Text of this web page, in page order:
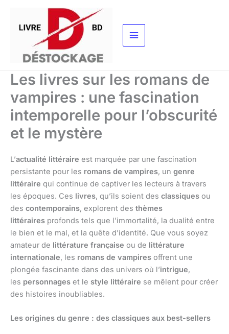
contenu
Les livres sur les romans de
vampires : une fascination
intemporelle pour l’obscurité
et le mystère
L’actualité littéraire est marquée par une fascination
persistante pour les romans de vampires, un genre
littéraire qui continue de captiver les lecteurs à travers
les époques. Ces livres, qu’ils soient des classiques ou
des contemporains, explorent des thèmes
littéraires profonds tels que l’immortalité, la dualité entre
le bien et le mal, et la quête d’identité. Que vous soyez
amateur de littérature française ou de littérature
internationale, les romans de vampires offrent une
plongée fascinante dans des univers où l’intrigue,
les personnages et le style littéraire se mêlent pour créer
des histoires inoubliables.
Les origines du genre : des classiques aux best-sellers